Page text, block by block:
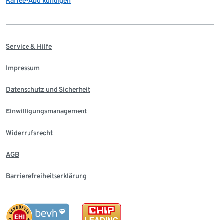
Service & Hilfe
Impressum
Datenschutz und Sicherheit
Einwilligungsmanagement
Widerrufsrecht
AGB
Barrierefreiheitserklärung